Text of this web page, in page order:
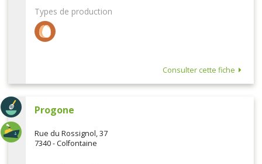
Types de production
Consulter cette fiche
Progone
Rue du Rossignol, 37
7340 - Colfontaine